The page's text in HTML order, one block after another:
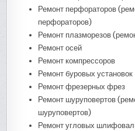
Ремонт перфораторов
перфораторов)
Ремонт плазморезов
Ремонт осей
Ремонт компрессоров
Ремонт буровых установок
Ремонт фрезерных фрез
Ремонт шуруповертов
шуруповертов)
Ремонт угловых